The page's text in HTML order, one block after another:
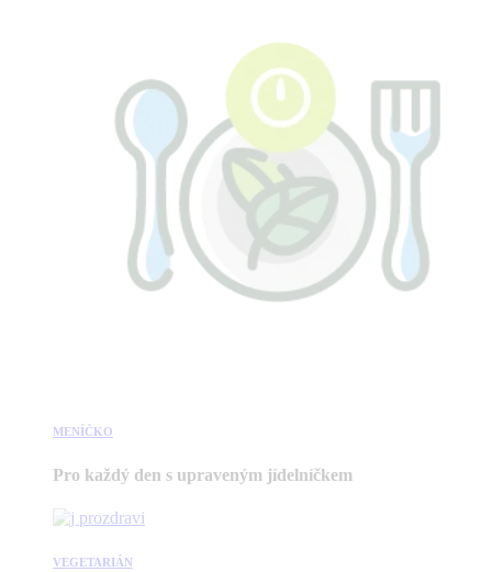
MENÍČKO
Pro každý den s upraveným jídelníčkem
VEGETARIÁN